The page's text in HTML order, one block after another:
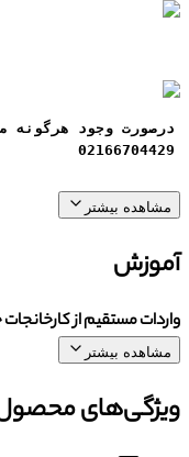
02166704429
مشاهده بیشتر
آموزش
واردات مستقیم از
مشاهده بیشتر
ویژگی‌های